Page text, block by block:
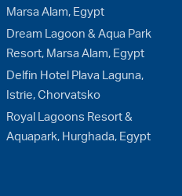
Marsa Alam, Egypt
Dream Lagoon & Aqua Park
Resort, Marsa Alam, Egypt
Delfin Hotel Plava Laguna,
Istrie, Chorvatsko
Royal Lagoons Resort &
Aquapark, Hurghada, Egypt